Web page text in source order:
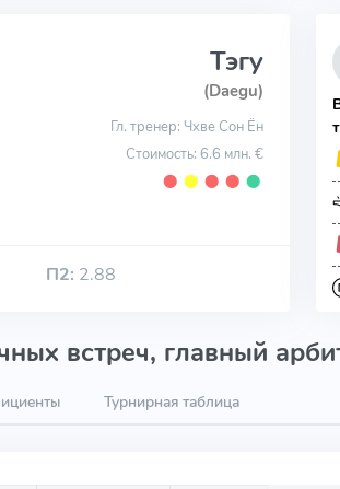
Тэгу
(Daegu)
Гл. тренер: Чхве Сон Ён
Стоимость: 6.6 млн. €
⬤ ⬤ ⬤ ⬤ ⬤
П2: 2.88
встреч, главный
Турнирная таблица